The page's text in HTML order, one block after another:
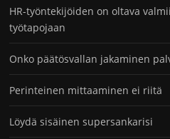
HR-työntekijöiden on oltava
työtapojaan
Onko päätösvallan jakaminen
Perinteinen mittaaminen ei riitä
Löydä sisäinen supersankarisi